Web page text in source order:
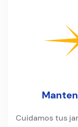
Cuidamos tus